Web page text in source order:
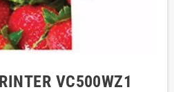
VC500WZ1